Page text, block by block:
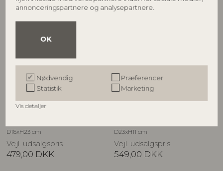
annonceringspartnere og analysepartnere.
OK
Nødvendig
Præferencer
Statistik
Marketing
Vis detaljer
BLOOMINGVILLE
Gina Krukke m/låg, Brun,
D16xH23 cm
Vejl. udsalgspris
479,00 DKK
BLOOMINGVILLE
Beth Krukke m/låg, Brun,
D23xH11 cm
Vejl. udsalgspris
549,00 DKK